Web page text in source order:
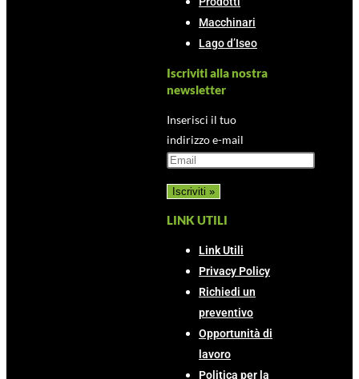
Macchinari
Lago d’Iseo
Iscriviti alla nostra
newsletter
Inserisci il tuo
indirizzo e-mail
LINK UTILI
Link Utili
Privacy Policy
Richiedi un
preventivo
Opportunità di
lavoro
Politica per la